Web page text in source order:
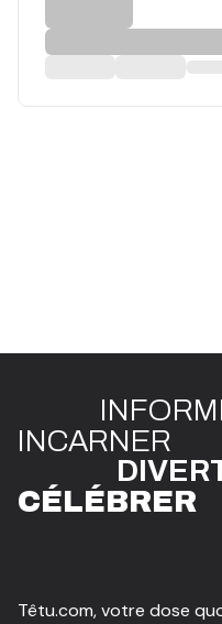
INFOR
INCARNER
DIVER
CÉLÉBRER
Têtu.com, votre dose